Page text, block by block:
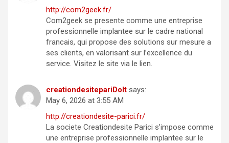
http://com2geek.fr/
Com2geek se presente comme une entreprise
professionnelle implantee sur le cadre national
francais, qui propose des solutions sur mesure a
ses clients, en valorisant sur l’excellence du
service. Visitez le site via le lien.
creationdesitepariDoIt says:
May 6, 2026 at 3:55 AM
http://creationdesite-parici.fr/
La societe Creationdesite Parici s’impose comme
une entreprise professionnelle implantee sur le